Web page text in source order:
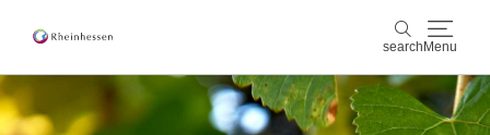
search Menu
wine & culinary